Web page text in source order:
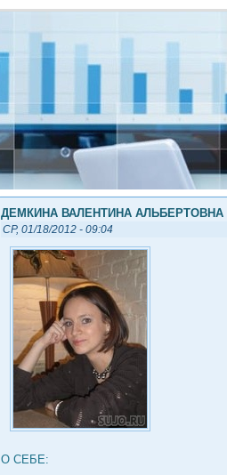
ДЕМКИНА ВАЛЕНТИНА АЛЬБЕРТОВНА
СР, 01/18/2012 - 09:04
О СЕБЕ: